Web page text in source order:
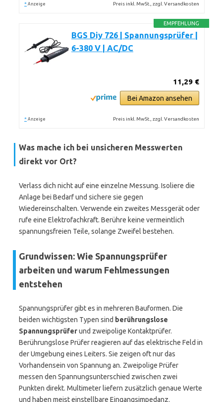
* Anzeige Preis inkl. MwSt., zzgl. Versandkosten
EMPFEHLUNG
BGS Diy 726 | Spannungsprüfer |
6-380 V | AC/DC
11,29 €
Bei Amazon ansehen
* Anzeige Preis inkl. MwSt., zzgl. Versandkosten
Was mache ich bei unsicheren Messwerten
direkt vor Ort?
Verlass dich nicht auf eine einzelne Messung. Isoliere die
Anlage bei Bedarf und sichere sie gegen
Wiedereinschalten. Verwende ein zweites Messgerät oder
rufe eine Elektrofachkraft. Berühre keine vermeintlich
spannungsfreien Teile, solange Zweifel bestehen.
Grundwissen: Wie Spannungsprüfer
arbeiten und warum Fehlmessungen
entstehen
Spannungsprüfer gibt es in mehreren Bauformen. Die
beiden wichtigsten Typen sind berührungslose
Spannungsprüferund zweipolige Kontaktprüfer.
Berührungslose Prüfer reagieren auf das elektrische Feld in
der Umgebung eines Leiters. Sie zeigen oft nur das
Vorhandensein von Spannung an. Zweipolige Prüfer
messen den Spannungsunterschied zwischen zwei
Punkten direkt. Multimeter liefern zusätzlich genaue Werte
und haben meist einstellbare Eingangsimpedanz.